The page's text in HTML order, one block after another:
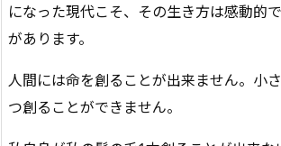
になった現代こそ、その生き方は感動的
があります。
人間には命を創ることが出来ません。小
つ創ることができません。